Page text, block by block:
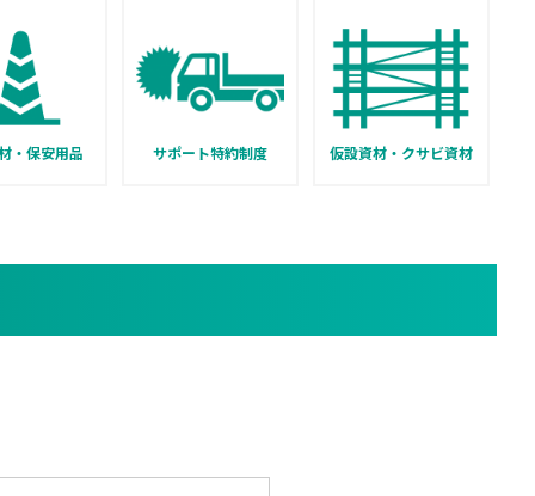
・保安用品 サポート特約制度 仮設資材・クサビ資材